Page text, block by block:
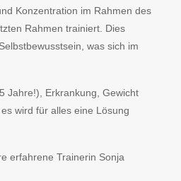
Konzentration im Rahmen des
Rahmen trainiert. Dies
was sich im
Jahre!), Erkrankung, Gewicht
wird für alles eine Lösung
erfahrene Trainerin Sonja